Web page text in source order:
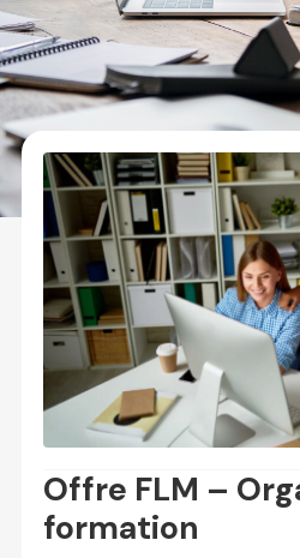
Offre FLM –
formation